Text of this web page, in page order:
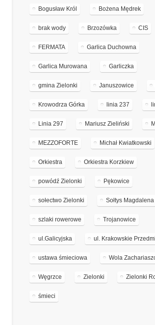
Bogusław Król Bożena Mędrek
brak wody Brzozówka CIS
FERMATA Garlica Duchowna
Garlica Murowana Garliczka
gmina Zielonki Januszowice
Krowodrza Górka linia 237
Linia 297 Mariusz Zieliński
MEZZOFORTE Michał Kwiatkowski
Orkiestra Orkiestra Korzkiew
powódź Zielonki Pękowice
sołectwo Zielonki Sołtys
szlaki rowerowe Trojanowice
ul.Galicyjska ul. Krakowskie
ustawa śmieciowa Wola
Węgrzce Zielonki Zielonki
śmieci